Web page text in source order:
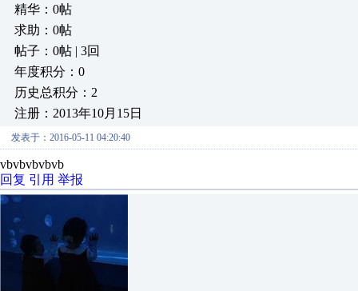
精华：0帖
求助：0帖
帖子：0帖 | 3回
年度积分：0
历史总积分：2
注册：2013年10月15日
发表于：2016-05-11 04:20:40
vbvbvbvbvb
回复 引用 举报